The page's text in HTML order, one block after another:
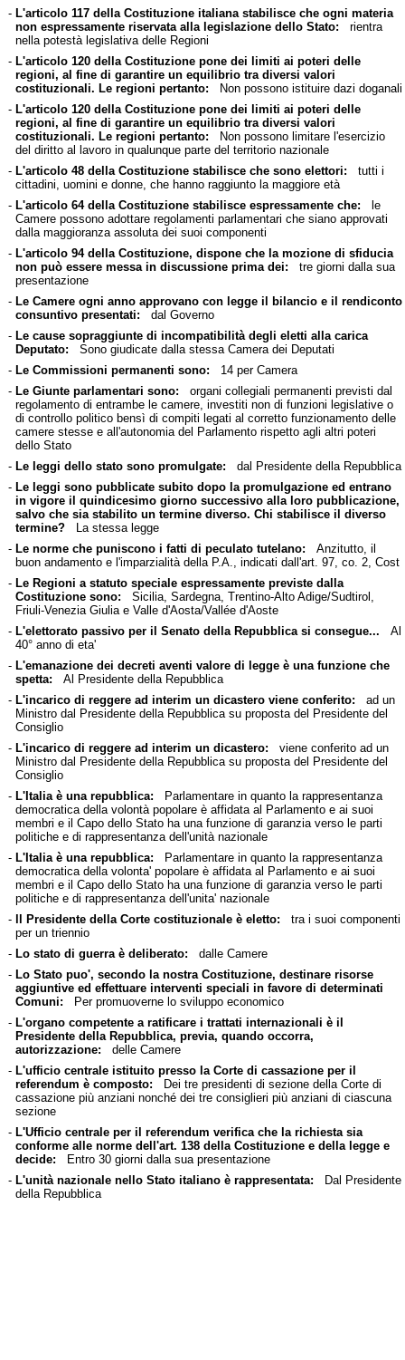
- L'articolo 117 della Costituzione italiana stabilisce che ogni materia
non espressamente riservata alla legislazione dello Stato: rientra
nella potestà legislativa delle Regioni
- L'articolo 120 della Costituzione pone dei limiti ai poteri delle
regioni, al fine di garantire un equilibrio tra diversi valori
costituzionali. Le regioni pertanto: Non possono istituire dazi doganali
- L'articolo 120 della Costituzione pone dei limiti ai poteri delle
regioni, al fine di garantire un equilibrio tra diversi valori
costituzionali. Le regioni pertanto: Non possono limitare l'esercizio
del diritto al lavoro in qualunque parte del territorio nazionale
- L'articolo 48 della Costituzione stabilisce che sono elettori: tutti i
cittadini, uomini e donne, che hanno raggiunto la maggiore età
- L'articolo 64 della Costituzione stabilisce espressamente che: le
Camere possono adottare regolamenti parlamentari che siano approvati
dalla maggioranza assoluta dei suoi componenti
- L'articolo 94 della Costituzione, dispone che la mozione di sfiducia
non può essere messa in discussione prima dei: tre giorni dalla sua
presentazione
- Le Camere ogni anno approvano con legge il bilancio e il rendiconto
consuntivo presentati: dal Governo
- Le cause sopraggiunte di incompatibilità degli eletti alla carica
Deputato: Sono giudicate dalla stessa Camera dei Deputati
- Le Commissioni permanenti sono: 14 per Camera
- Le Giunte parlamentari sono: organi collegiali permanenti previsti dal
regolamento di entrambe le camere, investiti non di funzioni legislative o
di controllo politico bensì di compiti legati al corretto funzionamento delle
camere stesse e all'autonomia del Parlamento rispetto agli altri poteri
dello Stato
- Le leggi dello stato sono promulgate: dal Presidente della Repubblica
- Le leggi sono pubblicate subito dopo la promulgazione ed entrano
in vigore il quindicesimo giorno successivo alla loro pubblicazione,
salvo che sia stabilito un termine diverso. Chi stabilisce il diverso
termine?La stessa legge
- Le norme che puniscono i fatti di peculato tutelano: Anzitutto, il
buon andamento e l'imparzialità della P.A., indicati dall'art. 97, co. 2, Cost
- Le Regioni a statuto speciale espressamente previste dalla
Costituzione sono: Sicilia, Sardegna, Trentino-Alto Adige/Sudtirol,
Friuli-Venezia Giulia e Valle d'Aosta/Vallée d'Aoste
- L'elettorato passivo per il Senato della Repubblica si consegue... Al
40° anno di eta'
- L'emanazione dei decreti aventi valore di legge è una funzione che
spetta: Al Presidente della Repubblica
- L'incarico di reggere ad interim un dicastero viene conferito: ad un
Ministro dal Presidente della Repubblica su proposta del Presidente del
Consiglio
- L'incarico di reggere ad interim un dicastero: viene conferito ad un
Ministro dal Presidente della Repubblica su proposta del Presidente del
Consiglio
- L'Italia è una repubblica: Parlamentare in quanto la rappresentanza
democratica della volontà popolare è affidata al Parlamento e ai suoi
membri e il Capo dello Stato ha una funzione di garanzia verso le parti
politiche e di rappresentanza dell'unità nazionale
- L'Italia è una repubblica: Parlamentare in quanto la rappresentanza
democratica della volonta' popolare è affidata al Parlamento e ai suoi
membri e il Capo dello Stato ha una funzione di garanzia verso le parti
politiche e di rappresentanza dell'unita' nazionale
- ll Presidente della Corte costituzionale è eletto: tra i suoi componenti
per un triennio
- Lo stato di guerra è deliberato: dalle Camere
- Lo Stato puo', secondo la nostra Costituzione, destinare risorse
aggiuntive ed effettuare interventi speciali in favore di determinati
Comuni: Per promuoverne lo sviluppo economico
- L'organo competente a ratificare i trattati internazionali è il
Presidente della Repubblica, previa, quando occorra,
autorizzazione: delle Camere
- L'ufficio centrale istituito presso la Corte di cassazione per il
referendum è composto: Dei tre presidenti di sezione della Corte di
cassazione più anziani nonché dei tre consiglieri più anziani di ciascuna
sezione
- L'Ufficio centrale per il referendum verifica che la richiesta sia
conforme alle norme dell'art. 138 della Costituzione e della legge e
decide: Entro 30 giorni dalla sua presentazione
- L'unità nazionale nello Stato italiano è rappresentata: Dal Presidente
della Repubblica